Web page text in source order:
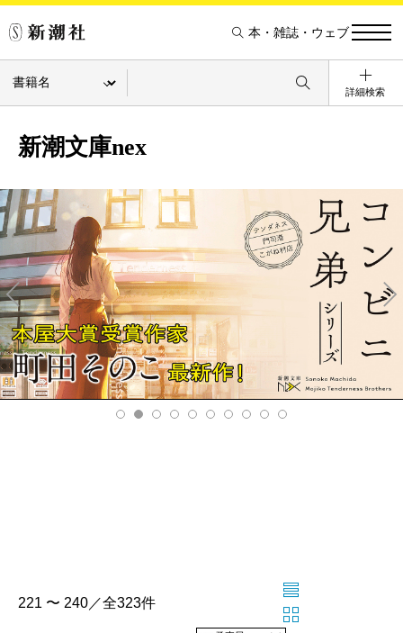
本・雑誌・ウェブ
詳細検索
新潮文庫nex
Pre
v
xt
221 〜 240／全323件